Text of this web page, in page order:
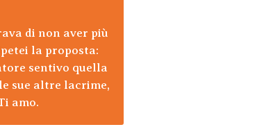
di non aver più
la proposta:
sentivo quella
sue altre lacrime,
amo.